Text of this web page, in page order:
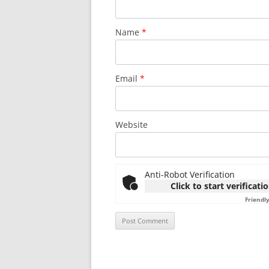
Name *
Email *
Website
Anti-Robot Verification
Click to start
Friendly